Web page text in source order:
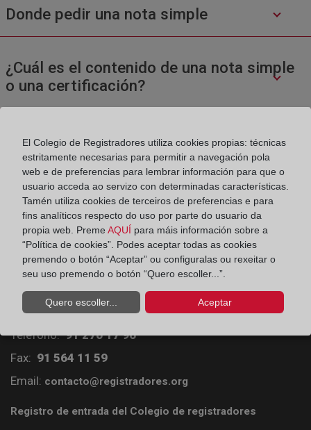
Donde pedir una nota simple
¿Cuál es el contenido de una nota simple
o una certificación?
¿Cómo se inscribe una cancelación de
hipoteca?
Colegio de Registradores
Príncipe de Vergara 70. 28006 Madrid
Teléfono:91 270 17 96
Fax: 91 564 11 59
Email: contacto@registradores.org
Registro de entrada del Colegio de registradores
El Colegio de Registradores utiliza cookies propias: técnicas
estritamente necesarias para permitir a navegación pola
web e de preferencias para lembrar información para que o
usuario acceda ao servizo con determinadas características.
Tamén utiliza cookies de terceiros de preferencias e para
fins analíticos respecto do uso por parte do usuario da
propia web. Preme AQUÍ para máis información sobre a
“Política de cookies”. Podes aceptar todas as cookies
premendo o botón “Aceptar” ou configuralas ou rexeitar o
seu uso premendo o botón “Quero escoller...”.
Quero escoller... Aceptar